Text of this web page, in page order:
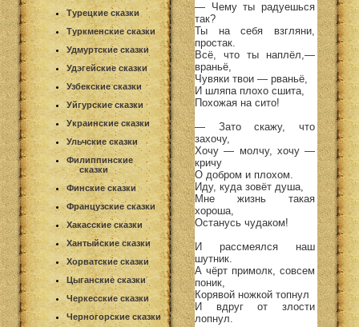
Турецкие сказки
Туркменские сказки
Удмуртские сказки
Удэгейские сказки
Узбекские сказки
Уйгурские сказки
Украинские сказки
Ульчские сказки
Филиппинские
сказки
Финские сказки
Французские сказки
Хакасские сказки
Хантыйские сказки
Хорватские сказки
Цыганские сказки
Черкесские сказки
Черногорские сказки
— Чему ты радуешься
так?
Ты на себя взгляни,
простак.
Всё, что ты наплёл,—
враньё,
Чувяки твои — рваньё,
И шляпа плохо сшита,
Похожая на сито!
— Зато скажу, что
захочу,
Хочу — молчу, хочу —
кричу
О добром и плохом.
Иду, куда зовёт душа,
Мне жизнь такая
хороша,
Останусь чудаком!
И рассмеялся наш
шутник.
А чёрт примолк, совсем
поник,
Корявой ножкой топнул
И вдруг от злости
лопнул.